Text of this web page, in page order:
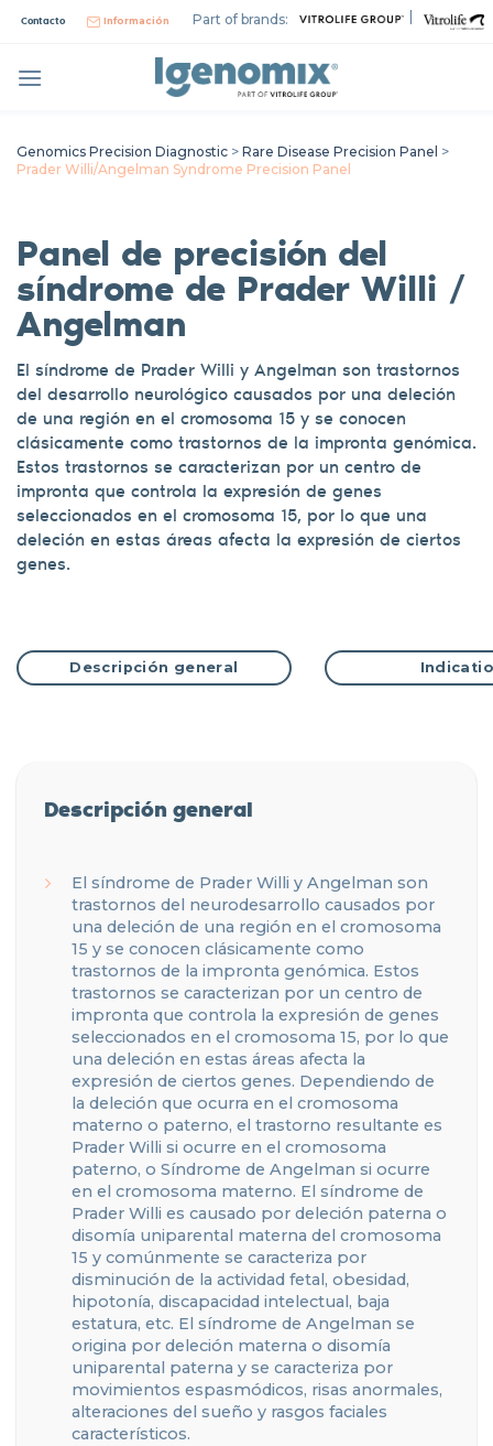
Contacto Información Part of brands:
Genomics Precision Diagnostic > Rare Disease Precision Panel >
Prader Willi/Angelman Syndrome Precision Panel
Panel de precisión del
síndrome de Prader Willi /
Angelman
El síndrome de Prader Willi y Angelman son trastornos
del desarrollo neurológico causados por una deleción
de una región en el cromosoma 15 y se conocen
clásicamente como trastornos de la impronta genómica.
Estos trastornos se caracterizan por un centro de
impronta que controla la expresión de genes
seleccionados en el cromosoma 15, por lo que una
deleción en estas áreas afecta la expresión de ciertos
genes.
Descripción general
Descripción general
El síndrome de Prader Willi y Angelman son
trastornos del neurodesarrollo causados ​​por
una deleción de una región en el cromosoma
15 y se conocen clásicamente como
trastornos de la impronta genómica. Estos
trastornos se caracterizan por un centro de
impronta que controla la expresión de genes
seleccionados en el cromosoma 15, por lo que
una deleción en estas áreas afecta la
expresión de ciertos genes. Dependiendo de
la deleción que ocurra en el cromosoma
materno o paterno, el trastorno resultante es
Prader Willi si ocurre en el cromosoma
paterno, o Síndrome de Angelman si ocurre
en el cromosoma materno. El síndrome de
Prader Willi es causado por deleción paterna o
disomía uniparental materna del cromosoma
15 y comúnmente se caracteriza por
disminución de la actividad fetal, obesidad,
hipotonía, discapacidad intelectual, baja
estatura, etc. El síndrome de Angelman se
origina por deleción materna o disomía
uniparental paterna y se caracteriza por
movimientos espasmódicos, risas anormales,
alteraciones del sueño y rasgos faciales
característicos.